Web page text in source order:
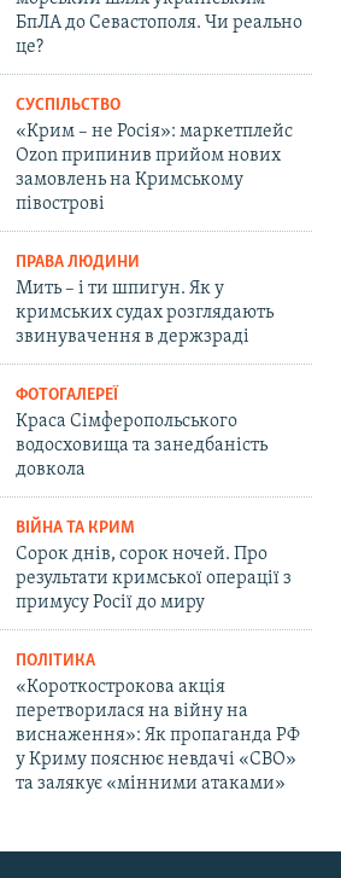
БпЛА до Севастополя. Чи реально
це?
СУСПІЛЬСТВО
«Крим – не Росія»: маркетплейс
Ozon припинив прийом нових
замовлень на Кримському
півострові
ПРАВА ЛЮДИНИ
Мить – і ти шпигун. Як у
кримських судах розглядають
звинувачення в держзраді
ФОТОГАЛЕРЕЇ
Краса Сімферопольського
водосховища та занедбаність
довкола
ВІЙНА ТА КРИМ
Сорок днів, сорок ночей. Про
результати кримської операції з
примусу Росії до миру
ПОЛІТИКА
«Короткострокова акція
перетворилася на війну на
виснаження»: Як пропаганда РФ
у Криму пояснює невдачі «СВО»
та залякує «мінними атаками»